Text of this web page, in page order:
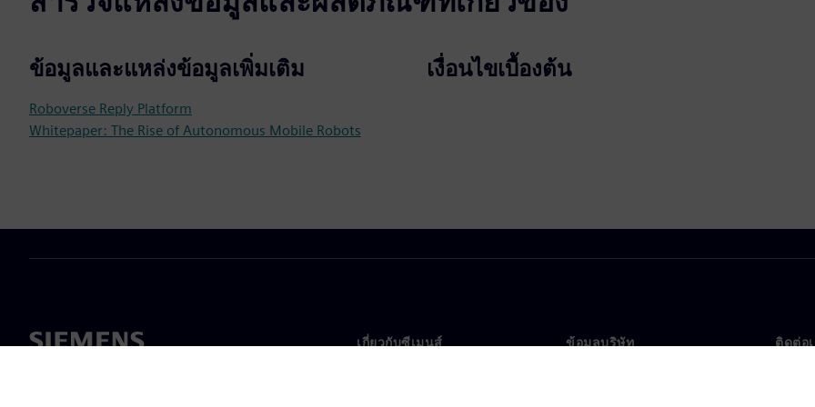
ข้อมูลและแหล่งข้อมูลเพิ่มเติม
Roboverse Reply Platform
Whitepaper: The Rise of Autonomous Mobile Robots
เงื่อนไขเบื้องต้น
เกี่ยวกับซีเมนส์ ข้อมูลบริษัท ติดต่อ